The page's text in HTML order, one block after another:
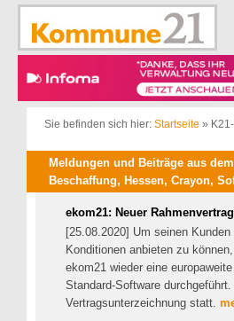
Zum
springen
Sie befinden sich hier: Startseite »
Meldungen und Beiträge aus
Beschaffung, Hessen, Crayon,
ekom21: Neuer
[25.08.2020] Um seinen
Konditionen anbieten zu
ekom21 wieder eine
Standard-Software
Vertragsunterzeichnung statt.